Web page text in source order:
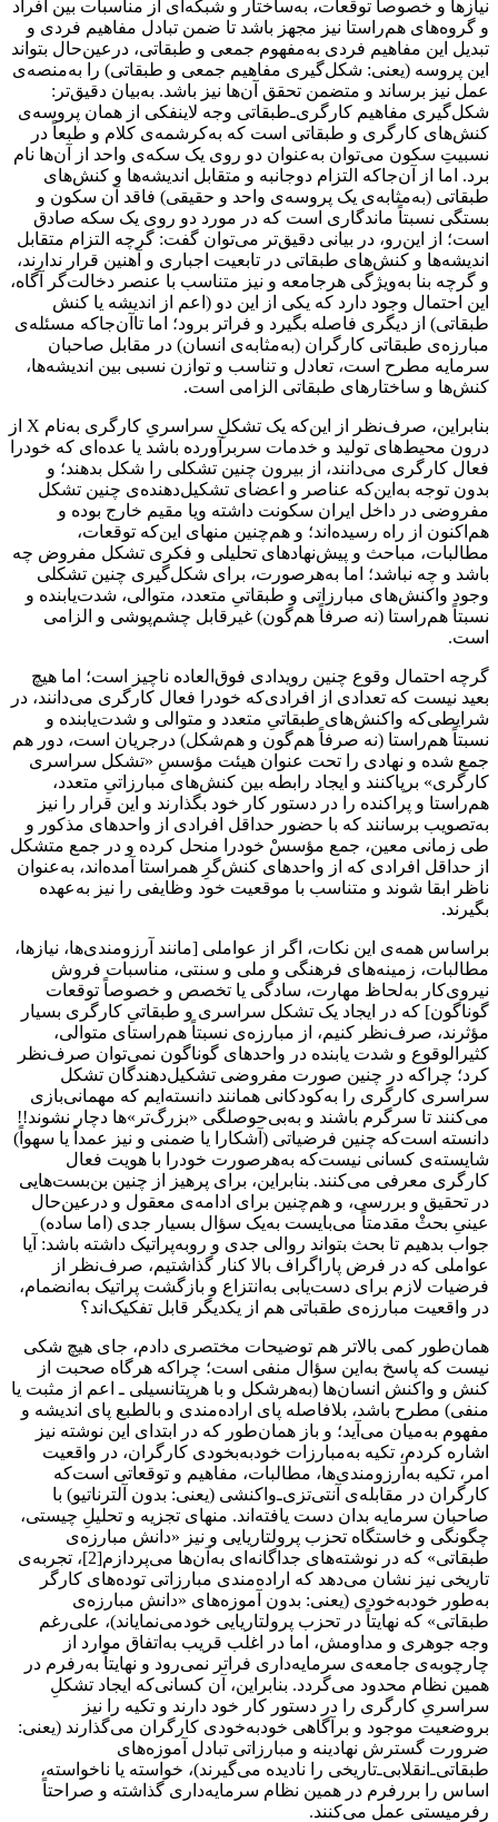
نیازها و خصوصاً توقعات، به‌ساختار و شبکه‌ای از مناسبات بین افراد
و گروه‌های هم‌راستا نیز مجهز باشد تا ضمن تبادل مفاهیم فردی‌ و
تبدیل این مفاهیم فردی به‌مفهوم جمعی و طبقاتی، درعین‌حال بتواند
این پروسه (یعنی: شکل‌گیری مفاهیم جمعی و طبقاتی) را به‌منصه‌ی
عمل نیز برساند و متضمن تحقق آن‌ها نیز باشد. به‌‌بیان دقیق‌تر:
شکل‌گیری مفاهیم کارگری‌ـ‌‌‌طبقاتی وجه لاینفکی از همان پروسه‌ی
کنش‌های کارگری و طبقاتی است که به‌کرشمه‌ی کلام و طبعاً در
نسبیتِ سکون می‌توان به‌عنوان دو روی یک سکه‌ی واحد از آن‌‌ها نام
برد. اما از آن‌جاکه التزام دوجانبه‌ و متقابل اندیشه‌ها و کنش‌های
طبقاتی (به‌مثابه‌ی یک پروسه‌ی واحد و حقیقی) فاقد آن سکون و
بستگی نسبتاً ماندگاری است که در مورد دو روی یک سکه صادق
است؛ از این‌رو، در بیانی دقیق‌تر می‌توان گفت: گرچه التزام متقابل
اندیشه‌ها و کنش‌های طبقاتی در تابعیت اجباری و آهنین قرار ندارند،
و گرچه بنا به‌ویژگی هرجامعه و نیز متناسب با عنصر دخالت‌گر آگاه،
این احتمال وجود دارد که یکی از این دو (اعم از اندیشه یا کنش
طبقاتی) از دیگری فاصله بگیرد و فراتر برود؛ اما تاآن‌جا‌که مسئله‌ی
مبارزه‌ی طبقاتی کارگران (به‌مثابه‌ی انسان) در مقابل صاحبان
سرمایه مطرح است، تعادل و تناسب و توازن نسبی بین اندیشه‌ها،
کنش‌ها و ساختارهای طبقاتی الزامی است.
بنابراین، صرف‌نظر از این‌که یک تشکلِ سراسریِ کارگری به‌نام X از
درون محیط‌های تولید و خدمات سربرآورده باشد یا عده‌ای که خودرا
فعال کارگری می‌دانند، از بیرون چنین تشکلی را شکل بدهند؛ و
بدون توجه به‌این‌که عناصر و اعضای تشکیل‌دهنده‌ی چنین تشکل
مفروضی در داخل ایران سکونت داشته ویا مقیم خارج بوده و
هم‌اکنون از راه رسیده‌اند؛ و هم‌چنین منهای این‌که توقعات،
مطالبات، مباحث و پیش‌نهادهای تحلیلی و فکری تشکل مفروض چه
باشد و چه نباشد؛ اما به‌هرصورت، برای شکل‌گیری چنین تشکلی
وجود واکنش‌های مبارزاتی و طبقاتیِ متعدد، متوالی، شدت‌یابنده و
نسبتاً هم‌راستا (نه صرفاً هم‌گون) غیرقابل چشم‌پوشی و الزامی
است.
گرچه احتمال وقوع چنین رویدادی فوق‌العاده ناچیز است؛ اما هیچ
بعید نیست که تعدادی از افرادی‌که خودرا فعال کارگری می‌دانند، در
شرایطی‌که واکنش‌های طبقاتیِ متعدد و متوالی و شدت‌یابنده و
نسبتاً هم‌راستا (نه صرفاً هم‌گون و هم‌شکل) درجریان است، دور هم
جمع شده و نهادی را تحت عنوان هیئت مؤسسِ «تشکل سراسری
کارگری» برپاکنند و ایجاد رابطه بین کنش‌های مبارزاتیِ متعدد،
هم‌راستا و پراکنده را در دستور کار خود بگذارند و این قرار را نیز
به‌تصویب برسانند که با حضور حداقل افرادی از واحدهای مذکور و
طی زمانی معین، جمع مؤسسْ خودرا منحل کرده و در جمع متشکل
از حداقل افرادی که از واحدهای کنش‌گرِ همراستا آمده‌اند، به‌عنوان
ناظر ابقا شوند و متناسب با موقعیت خود وظایفی را نیز به‌عهده
بگیرند.
براساس همه‌ی این نکات، اگر از عواملی [مانند آرزومندی‌ها، نیازها،
مطالبات، زمینه‌های فرهنگی و ملی و سنتی، مناسبات فروش
نیروی‌کار به‌لحاظ مهارت، سادگی یا تخصص و خصوصاً توقعات
گوناگون] که در ایجاد یک تشکل سراسری و طبقاتیِ کارگری بسیار
مؤثرند، صرف‌نظر کنیم، از مبارزه‌ی نسبتاً هم‌راستای متوالی،
کثیرالوقوع و شدت یابنده در واحدهای گوناگون نمی‌توان صرف‌نظر
کرد؛ چراکه در چنین صورت مفروضی تشکیل‌دهندگان تشکل
سراسری کارگری را به‌کودکانی همانند دانسته‌ایم که مهمانی‌بازی
می‌کنند تا سرگرم باشند و به‌بی‌حوصلگی «بزرگ‌تر»ها دچار نشوند!!
دانسته است‌که چنین فرضیاتی (آشکارا یا ضمنی و نیز عمداً یا سهواً)
شایسته‌ی کسانی نیست‌که به‌هرصورت خودرا با هویت فعال
کارگری معرفی می‌کنند. بنابراین، برای پرهیز از چنین بن‌بست‌هایی
در تحقیق و بررسی، و هم‌چنین برای ادامه‌ی معقول و درعین‌حال
عینیِ بحثْ مقدمتاً می‌بایست به‌یک سؤال بسیار جدی (اما ساده)
جواب بدهیم تا بحث بتواند روالی جدی و روبه‌پراتیک داشته باشد: آیا
عواملی که در فرض پاراگراف بالا کنار گذاشتیم، صرف‌نظر از
فرضیات لازم برای دست‌یابی به‌انتزاع و بازگشت پراتیک به‌انضمام،
در واقعیت مبارزه‌ی طقباتی هم از یکدیگر قابل تفکیک‌‌اند؟
همان‌طور کمی بالاتر هم توضیحات مختصری دادم، جای هیچ شکی
نیست که پاسخ به‌این سؤال منفی است؛ چراکه هرگاه صحبت از
کنش و واکنش انسان‌ها (به‌هرشکل و با هرپتانسیلی ـ اعم از مثبت یا
منفی) مطرح باشد، بلافاصله پای اراده‌مندی و بالطبع پای اندیشه و
مفهوم به‌میان می‌آید؛ و باز همان‌طور که در ابتدای این نوشته نیز
اشاره کردم، تکیه به‌مبارزات خودبه‌بخودی کارگران، در واقعیت
امر، تکیه به‌‌آرزومندی‌ها، مطالبات، مفاهیم و توقعاتی است‌که
کارگران در مقابله‌ی آنتی‌تزی‌ـ‌واکنشی (یعنی: بدون آلترناتیو) با
صاحبان سرمایه بدان دست یافته‌اند. منهای تجزیه و تحلیلِ چیستی،
چگونگی و خاستگاه تحزب پرولتاریایی و نیز «دانش مبارزه‌ی
طبقاتی» که در نوشته‌ها‌ی جداگانه‌ای به‌آن‌ها می‌پردازم[2]، تجربه‌ی
تاریخی نیز نشان می‌دهد که اراده‌مندی مبارزاتی توده‌های کارگر
به‌طور خودبه‌خودی (یعنی: بدون آموزه‌های «دانش مبارزه‌ی
طبقاتی» که نهایتاً در تحزب پرولتاریایی خودمی‌نمایاند)، علی‌رغم
وجه جوهری و مداومش، اما در اغلب قریب به‌اتفاق موارد از
چارچوبه‌ی جامعه‌ی سرمایه‌داری فراتر نمی‌رود و نهایتاً به‌رفرم در
همین نظام محدود می‌گردد. بنابراین، آن کسانی‌که ایجاد تشکلِ
سراسریِ کارگری را در دستور کار خود دارند و تکیه را نیز
بروضعیت موجود و برآگاهی خودبه‌خودی کارگران می‌گذارند (یعنی:
ضرورت گسترش نهادینه و مبارزاتی تبادل آموزه‌های
طبقاتی‌‌ـ‌انقلابی‌ـ‌تاریخی را نادیده می‌گیرند)، خواسته یا ناخواسته،
اساس را بررفرم در همین نظام سرمایه‌داری گذاشته و صراحتاً
رفرمیستی عمل می‌کنند.